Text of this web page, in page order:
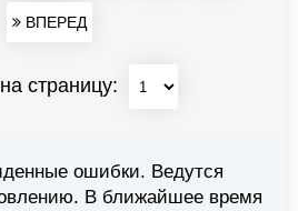
ВПЕРЕД
страницу:
ошибки. Ведутся
В ближайшее время